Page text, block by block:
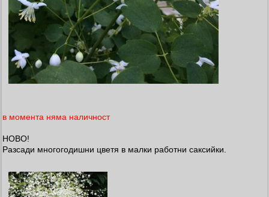
в момента няма наличност
НОВО!
Разсади многогодишни цветя в малки работни саксийки.